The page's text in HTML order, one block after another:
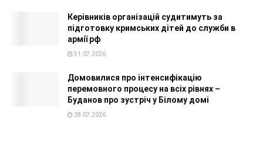
Керівників організацій судитимуть за
підготовку кримських дітей до служби в
армії рф
31.07.2026
Домовилися про інтенсифікацію
перемовного процесу на всіх рівнях –
Буданов про зустріч у Білому домі
28.07.2026